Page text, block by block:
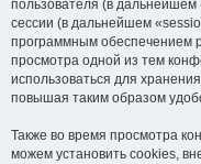
пользователя (в
сессии (в дальнейшем
программным обеспечением
просмотра одной из тем
использоваться для
повышая таким образом
Также во время просмотра
можем установить cookies,